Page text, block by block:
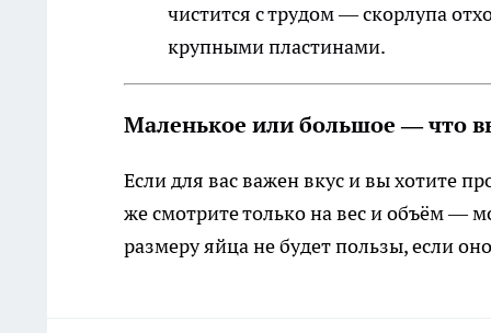
чистится с трудом — скорлупа
крупными пластинами.
Маленькое или большое — что
Если для вас важен вкус и вы хотите
же смотрите только на вес и объём —
размеру яйца не будет пользы, если